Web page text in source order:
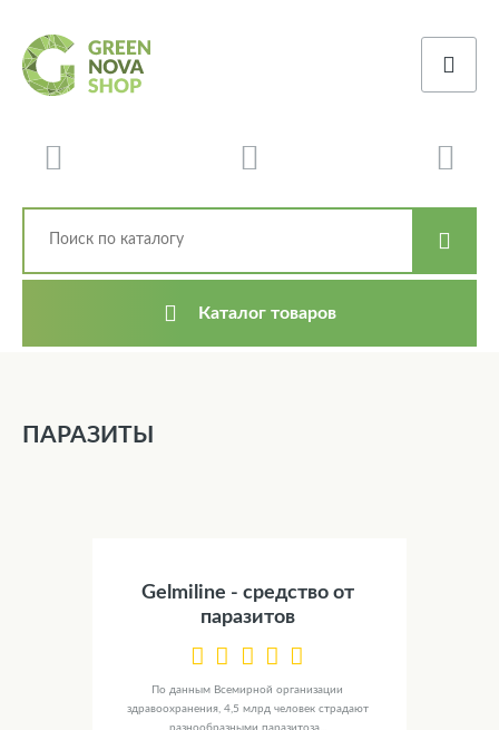
Каталог товаров
ПАРАЗИТЫ
Gelmiline - cредство от
паразитов
По данным Всемирной организации
здравоохранения, 4,5 млрд человек страдают